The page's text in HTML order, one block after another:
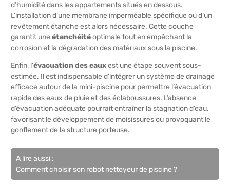
d’humidité dans les appartements situés en dessous.
L’installation d’une membrane imperméable spécifique ou d’un
revêtement étanche est alors nécessaire. Cette couche
garantit une étanchéitéoptimale tout en empêchant la
corrosion et la dégradation des matériaux sous la piscine.
Enfin, l’évacuation des eauxest une étape souvent sous-
estimée. Il est indispensable d’intégrer un système de drainage
efficace autour de la mini-piscine pour permettre l’évacuation
rapide des eaux de pluie et des éclaboussures. L’absence
d’évacuation adéquate pourrait entraîner la stagnation d’eau,
favorisant le développement de moisissures ou provoquant le
gonflement de la structure porteuse.
A lire aussi :
Comment choisir son robot nettoyeur de piscine ?